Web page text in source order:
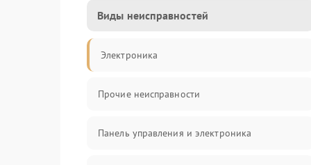
Виды неисправностей
Электроника
Прочие неисправности
Панель управления и электроника